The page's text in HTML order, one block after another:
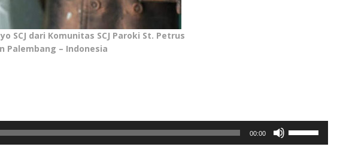
SCJ dari Komunitas SCJ Paroki St. Petrus
Palembang – Indonesia
00:00